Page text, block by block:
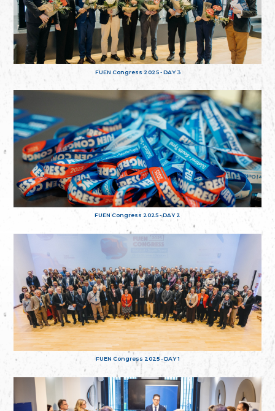
FUEN Congress 2025 - DAY 3
FUEN Congress 2025 - DAY 2
FUEN Congress 2025 - DAY 1